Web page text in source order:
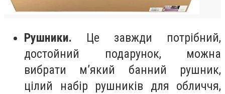
Рушники. Це завжди потрібний,
достойний подарунок, можна
вибрати м’який банний рушник,
цілий набір рушників для обличчя,